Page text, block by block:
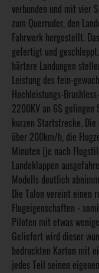
verbunden und mit vier
zum Querruder, den
Fahrwerk hergestellt.
gefertigt und
härtere Landungen
Leistung des fein-
Hochleistungs-
2200KV an 6S
kurzen Startstrecke.
über 200km/h, die
Minuten (je nach
Landeklappen
Modells deutlich
Die Talon vereint einen
Flugeigenschaften -
Piloten mit etwas
Geliefert wird dieser
bedruckten Karton mit
jedes Teil seinen